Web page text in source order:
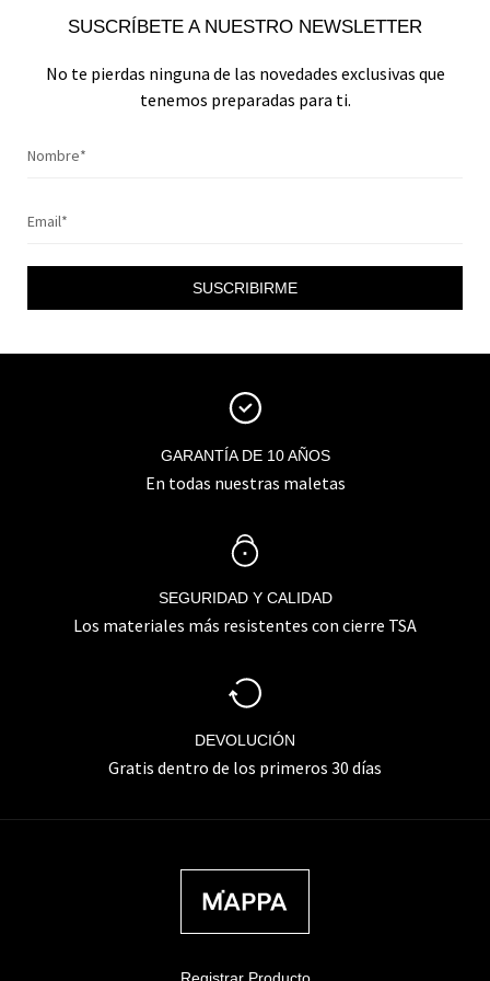
SUSCRÍBETE A NUESTRO NEWSLETTER
No te pierdas ninguna de las novedades exclusivas que
tenemos preparadas para ti.
SUSCRIBIRME
GARANTÍA DE 10 AÑOS
En todas nuestras maletas
SEGURIDAD Y CALIDAD
Los materiales más resistentes con cierre TSA
DEVOLUCIÓN
Gratis dentro de los primeros 30 días